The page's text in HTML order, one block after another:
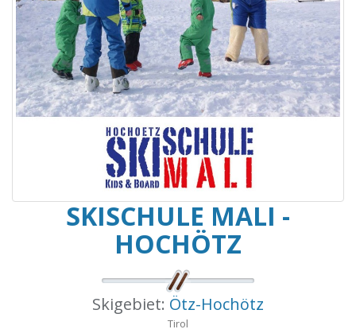
SKISCHULE MALI -
HOCHÖTZ
Skigebiet: Ötz-Hochötz
Tirol